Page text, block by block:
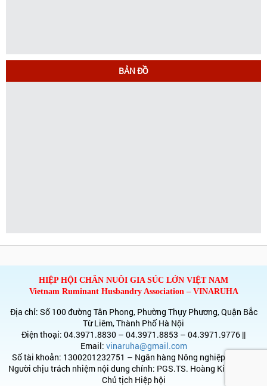
BẢN ĐỒ
HIỆP HỘI CHĂN NUÔI GIA SÚC LỚN VIỆT NAM
Vietnam Ruminant Husbandry Association – VINARUHA
Địa chỉ: Số 100 đường Tân Phong, Phường Thụy Phương, Quận Bắc
Từ Liêm, Thành Phố Hà Nội
Điện thoại: 04.3971.8830 – 04.3971.8853 – 04.3971.9776 ||
Email: vinaruha@gmail.com
Số tài khoản: 1300201232751 – Ngân hàng Nông nghiệp & PTNT
Người chịu trách nhiệm nội dung chính: PGS.TS. Hoàng Kim Giao –
Chủ tịch Hiệp hội